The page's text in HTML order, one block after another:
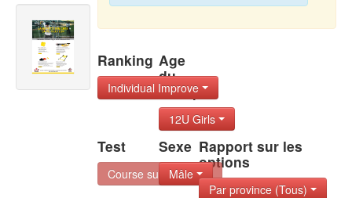
Ranking
Individual Improve
Age
du
Group
12U Girls
Test
Course sur 900 pie
Sexe
Mâle
Rapport sur les
options
Par province (Tous)